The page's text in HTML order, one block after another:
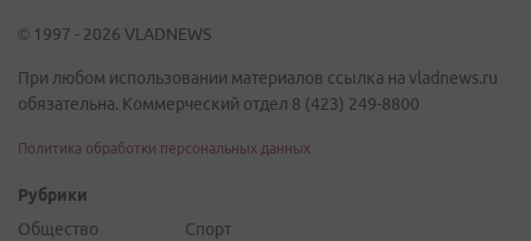
© 1997 - 2026 VLADNEWS
При любом использовании материалов ссылка на vladnews.ru
обязательна. Коммерческий отдел 8 (423) 249-8800
Политика обработки персональных данных
Рубрики
Общество
Спорт